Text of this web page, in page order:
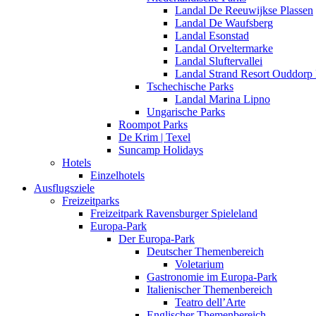
Landal De Reeuwijkse Plassen
Landal De Waufsberg
Landal Esonstad
Landal Orveltermarke
Landal Sluftervallei
Landal Strand Resort
Tschechische Parks
Landal Marina Lipno
Ungarische Parks
Roompot Parks
De Krim | Texel
Suncamp Holidays
Hotels
Einzelhotels
Ausflugsziele
Freizeitparks
Freizeitpark Ravensburger Spieleland
Europa-Park
Der Europa-Park
Deutscher Themenbereich
Voletarium
Gastronomie im Europa-Park
Italienischer Themenbereich
Teatro dell’Arte